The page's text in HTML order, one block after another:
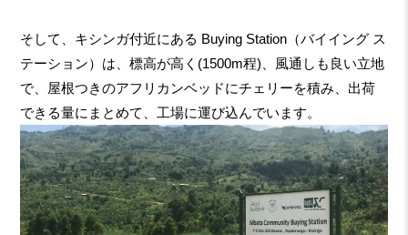
そして、キシンガ付近にある Buying Station（バイイング ス
テーション）は、標高が高く(1500m程)、風通しも良い立地
で、屋根つきのアフリカンベッドにチェリーを積み、出荷
できる量にまとめて、工場に運び込んでいます。